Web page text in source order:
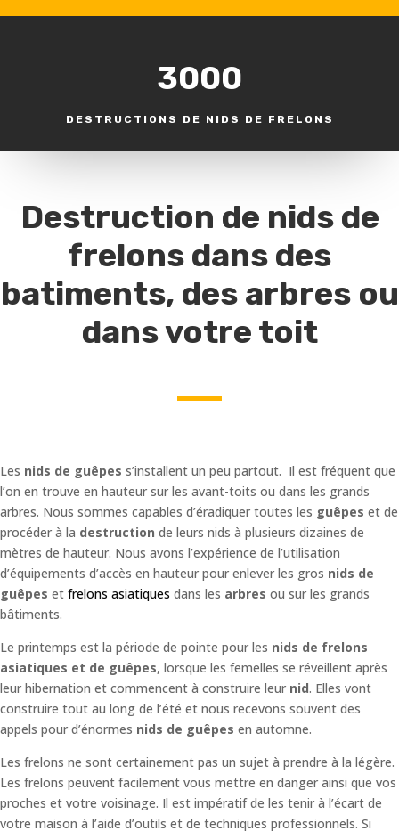
3000
DESTRUCTIONS DE NIDS DE FRELONS
Destruction de nids de
frelons dans des
batiments, des arbres ou
dans votre toit
Les nids de guêpes s’installent un peu partout. Il est fréquent que
l’on en trouve en hauteur sur les avant-toits ou dans les grands
arbres. Nous sommes capables d’éradiquer toutes les guêpes et de
procéder à la destruction de leurs nids à plusieurs dizaines de
mètres de hauteur. Nous avons l’expérience de l’utilisation
d’équipements d’accès en hauteur pour enlever les gros nids de
guêpes et frelons asiatiques dans les arbres ou sur les grands
bâtiments.
Le printemps est la période de pointe pour les nids de frelons
asiatiques et de guêpes, lorsque les femelles se réveillent après
leur hibernation et commencent à construire leur nid. Elles vont
construire tout au long de l’été et nous recevons souvent des
appels pour d’énormes nids de guêpes en automne.
Les frelons ne sont certainement pas un sujet à prendre à la légère.
Les frelons peuvent facilement vous mettre en danger ainsi que vos
proches et votre voisinage. Il est impératif de les tenir à l’écart de
votre maison à l’aide d’outils et de techniques professionnels. Si